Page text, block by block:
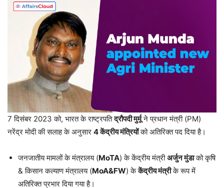
7 दिसंबर 2023 को, भारत के राष्ट्रपतिद्रौपदी मुर्मूने प्रधान मंत्री (PM)
नरेंद्र मोदी की सलाह के अनुसार 4केंद्रीय मंत्रियोंको अतिरिक्त पद दिया है।
जनजातीय मामलों के मंत्रालय (MoTA) के केंद्रीय मंत्रीअर्जुन मुंडाको कृषि
& किसान कल्याण मंत्रालय (MoA&FW) केकेंद्रीय मंत्रीके रूप में
अतिरिक्त प्रभार दिया गया है।